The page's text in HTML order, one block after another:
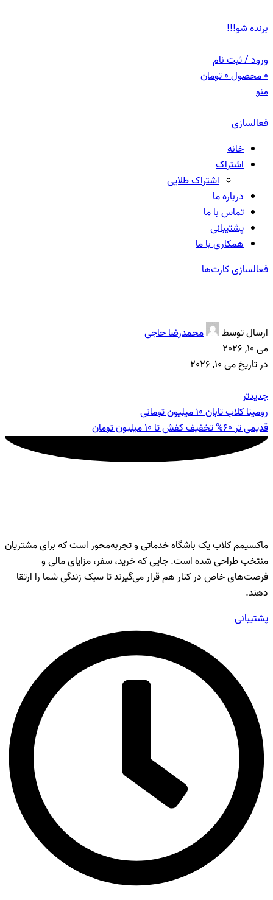
برنده شو!!!
ورود / ثبت نام
0محصول0تومان
منو
فعالسازی
خانه
اشتراک
اشتراک طلایی
درباره ما
تماس با ما
پشتیبانی
همکاری با ما
فعالسازی کارت‌ها
ارسال توسط
محمدرضا حاجی
می 10, 2026
در تاریخ می 10, 2026
جدیدتر
رومینا کلاب تابان 10 میلیون تومانی
قدیمی تر60% تخفیف کفش تا 10 میلیون تومان
ماکسیمم کلاب یک باشگاه خدماتی و تجربه‌محور است که برای مشتریان
منتخب طراحی شده است. جایی که خرید، سفر، مزایای مالی و
فرصت‌های خاص در کنار هم قرار می‌گیرند تا سبک زندگی شما را ارتقا
دهند.
پشتیبانی